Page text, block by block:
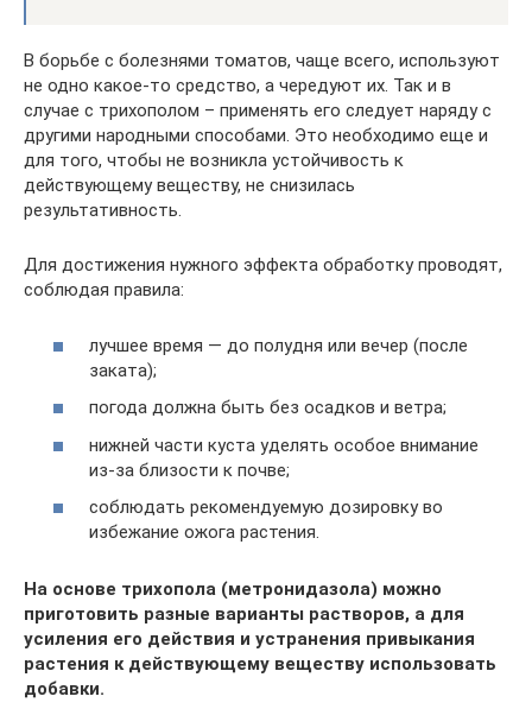
В борьбе с болезнями томатов, чаще всего, используют
не одно какое-то средство, а чередуют их. Так и в
случае с трихополом – применять его следует наряду с
другими народными способами. Это необходимо еще и
для того, чтобы не возникла устойчивость к
действующему веществу, не снизилась
результативность.
Для достижения нужного эффекта обработку проводят,
соблюдая правила:
лучшее время — до полудня или вечер (после
заката);
погода должна быть без осадков и ветра;
нижней части куста уделять особое внимание
из-за близости к почве;
соблюдать рекомендуемую дозировку во
избежание ожога растения.
На основе трихопола (метронидазола) можно
приготовить разные варианты растворов, а для
усиления его действия и устранения привыкания
растения к действующему веществу использовать
добавки.